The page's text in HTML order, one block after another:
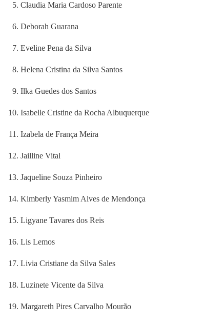
Claudia Maria Cardoso Parente
Deborah Guarana
Eveline Pena da Silva
Helena Cristina da Silva Santos
Ilka Guedes dos Santos
Isabelle Cristine da Rocha Albuquerque
Izabela de França Meira
Jailline Vital
Jaqueline Souza Pinheiro
Kimberly Yasmim Alves de Mendonça
Ligyane Tavares dos Reis
Lis Lemos
Livia Cristiane da Silva Sales
Luzinete Vicente da Silva
Margareth Pires Carvalho Mourão